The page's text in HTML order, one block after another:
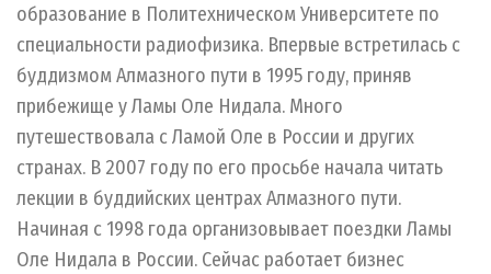
образование в Политехническом Университете по
специальности радиофизика. Впервые встретилась с
буддизмом Алмазного пути в 1995 году, приняв
прибежище у Ламы Оле Нидала. Много
путешествовала с Ламой Оле в России и других
странах. В 2007 году по его просьбе начала читать
лекции в буддийских центрах Алмазного пути.
Начиная с 1998 года организовывает поездки Ламы
Оле Нидала в России. Сейчас работает бизнес